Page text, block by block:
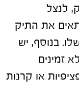
לנצל
את התיק
בנוסף, יש
זמינים
או קרנות